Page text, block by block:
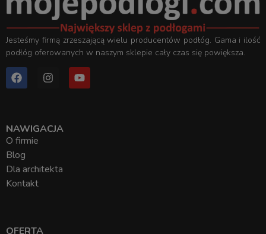
Jesteśmy firmą zrzeszającą wielu producentów podłóg. Gama i ilość
podłóg oferowanych w naszym sklepie cały czas się powiększa.
NAWIGACJA
O firmie
Blog
Dla architekta
Kontakt
OFERTA